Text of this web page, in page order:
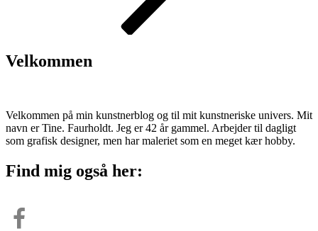
Velkommen
Velkommen på min kunstnerblog og til mit kunstneriske univers. Mit
navn er Tine. Faurholdt. Jeg er 42 år gammel. Arbejder til dagligt
som grafisk designer, men har maleriet som en meget kær hobby.
Find mig også her: